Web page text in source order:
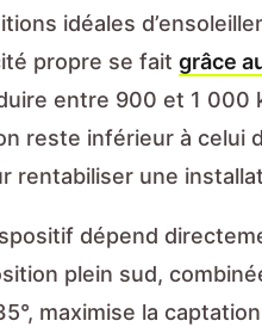
idéales
propre se faitgrâce
entre 900 et 1 000
reste inférieur à celui
rentabiliser une
dépend
plein sud,
maximise la